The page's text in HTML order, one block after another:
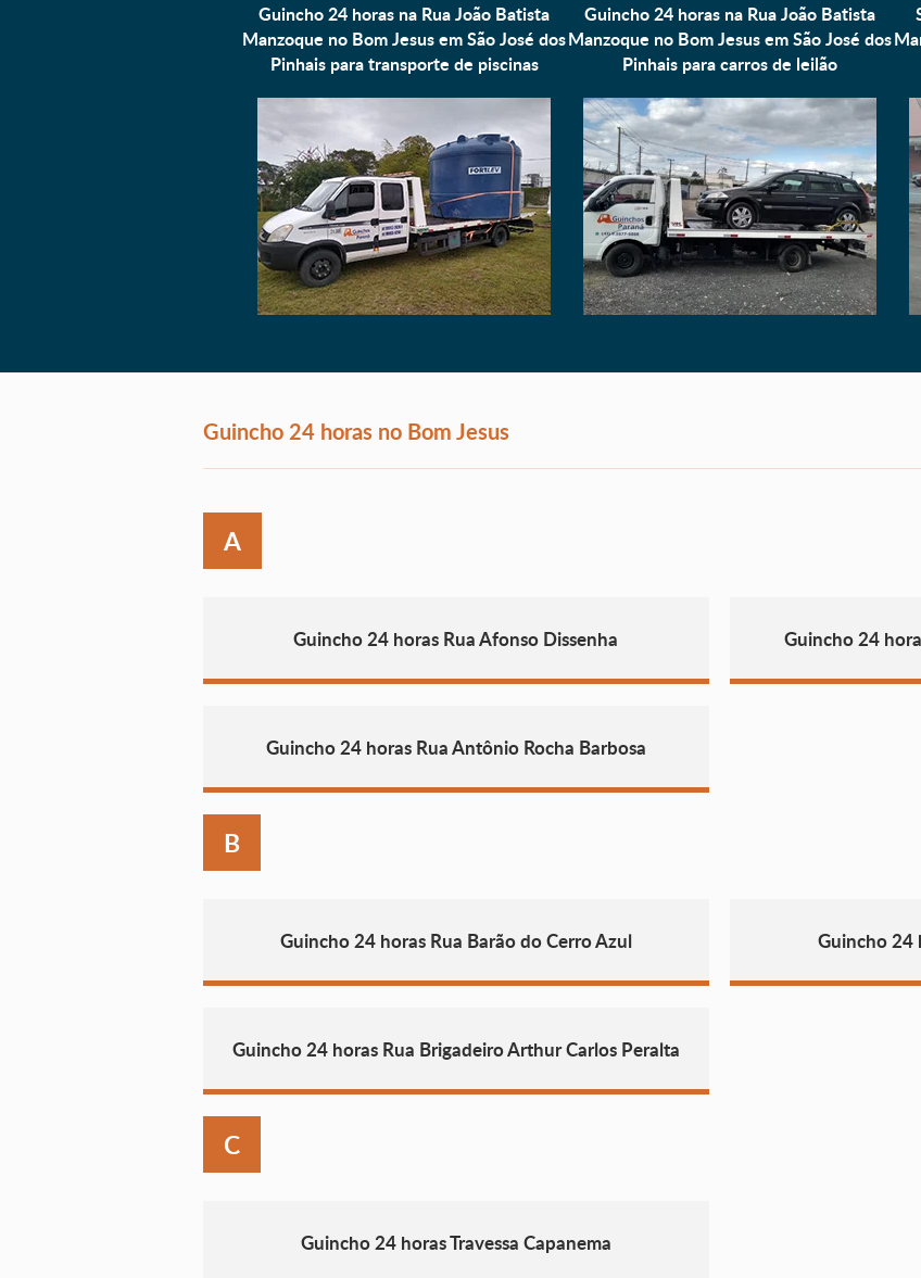
Guincho 24 horas na Rua João Batista
Manzoque no Bom Jesus em São José dos
Pinhais paratransporte de piscinas
Guincho 24 horas na Rua João Batista
Manzoque no Bom Jesus em São José dos
Pinhais paracarros de leilão
Guincho 24 horas no Bom Jesus
A
Guincho 24 horas Rua Afonso Dissenha Guincho 24
Guincho 24 horas Rua Antônio Rocha Barbosa
B
Guincho 24 horas Rua Barão do Cerro Azul Guincho 24
Guincho 24 horas Rua Brigadeiro Arthur Carlos Peralta
C
Guincho 24 horas Travessa Capanema